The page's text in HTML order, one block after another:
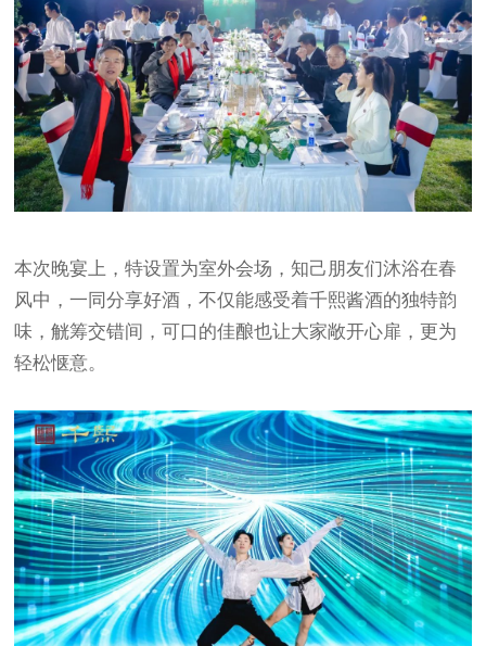
本次晚宴上，特设置为室外会场，知己朋友们沐浴在春
风中，一同分享好酒，不仅能感受着千熙酱酒的独特韵
味，觥筹交错间，可口的佳酿也让大家敞开心扉，更为
轻松惬意。